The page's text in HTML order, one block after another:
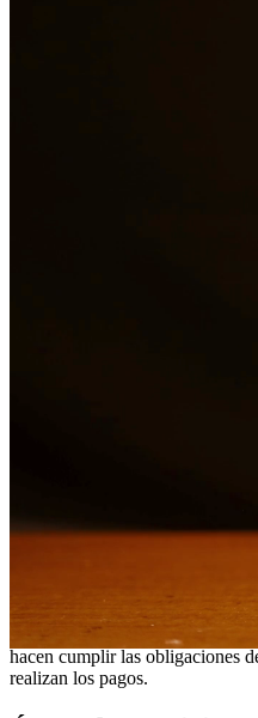
Nuestros Servicios
La manutención infantil es un
niños reciban el apoyo
ayudan a establecer órdenes
modifican órdenes existentes
hacen cumplir las obligaciones
realizan los pagos.